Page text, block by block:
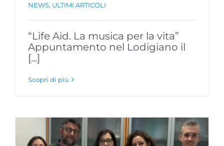
NEWS, ULTIMI ARTICOLI
“Life Aid. La musica per la vita”
Appuntamento nel Lodigiano il
[...]
Scopri di più